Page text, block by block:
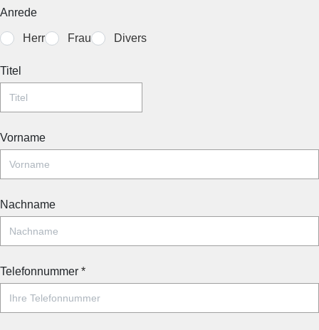
Anrede
Herr Frau Divers
Titel
Vorname
Nachname
Telefonnummer *